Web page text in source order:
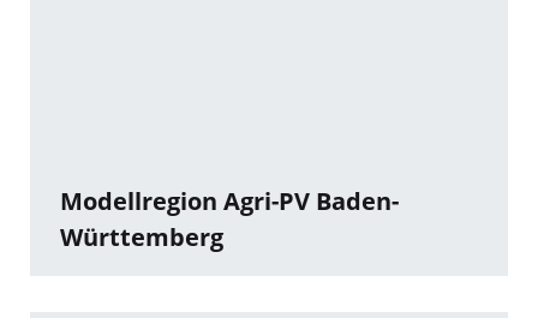
Modellregion Agri-PV Baden-
Württemberg